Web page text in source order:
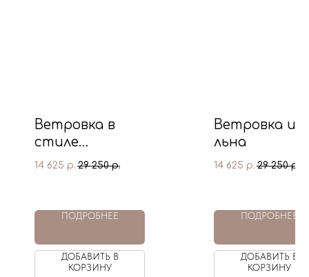
Ветровка в
стиле
«Шерлока
14 625 р. 29 250 р.
ПОДРОБНЕЕ
ДОБАВИТЬ В
КОРЗИНУ
Ветровка из
льна
14 625 р. 29 250 р.
ПОДРОБНЕЕ
ДОБАВИТЬ В
КОРЗИНУ